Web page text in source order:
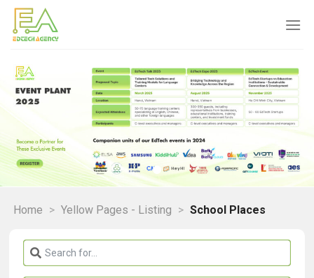
Skip
content
Home > Yellow Pages - Listing > School Places